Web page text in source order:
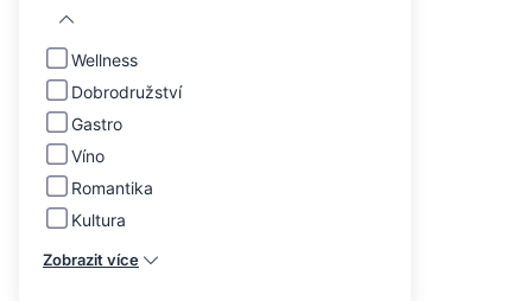
Wellness
Dobrodružství
Gastro
Víno
Romantika
Kultura
Zobrazit více